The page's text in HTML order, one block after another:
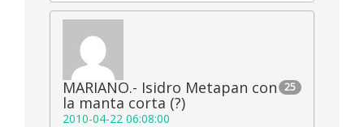
25
MARIANO.- Isidro Metapan con
la manta corta (?)
2010-04-22 06:08:00